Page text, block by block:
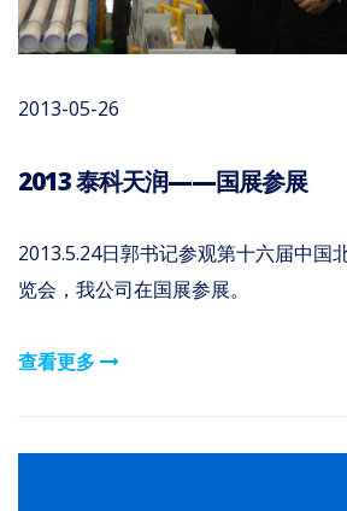
2013-05-26
2013 泰科天润——国展参展
2013.5.24日郭书记参观第十六届中国
览会，我公司在国展参展。
查看更多